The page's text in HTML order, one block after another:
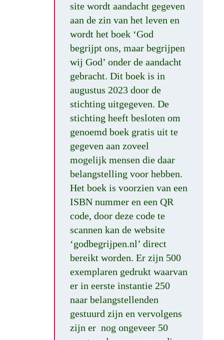
site wordt aandacht gegeven
aan de zin van het leven en
wordt het boek ‘God
begrijpt ons, maar begrijpen
wij God’ onder de aandacht
gebracht. Dit boek is in
augustus 2023 door de
stichting uitgegeven. De
stichting heeft besloten om
genoemd boek gratis uit te
gegeven aan zoveel
mogelijk mensen die daar
belangstelling voor hebben.
Het boek is voorzien van een
ISBN nummer en een QR
code, door deze code te
scannen kan de website
‘godbegrijpen.nl’ direct
bereikt worden. Er zijn 500
exemplaren gedrukt waarvan
er in eerste instantie 250
naar belangstellenden
gestuurd zijn en vervolgens
zijn er nog ongeveer 50